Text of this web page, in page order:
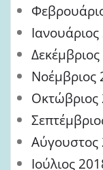
Νοέμβριος
Οκτώβριος
Αύγουστος
Ιούλιος